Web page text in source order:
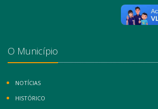
O Município
NOTÍCIAS
HISTÓRICO